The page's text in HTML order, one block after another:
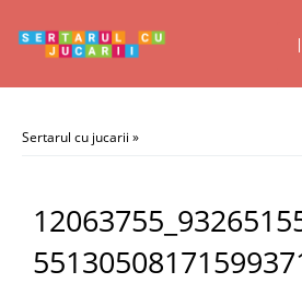
Sertarul cu jucarii »